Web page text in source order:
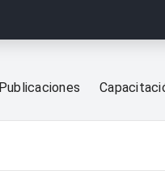
Publicaciones